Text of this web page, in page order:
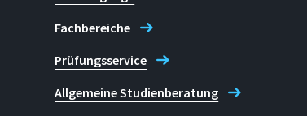
Fachbereiche
Prüfungsservice
Allgemeine Studienberatung